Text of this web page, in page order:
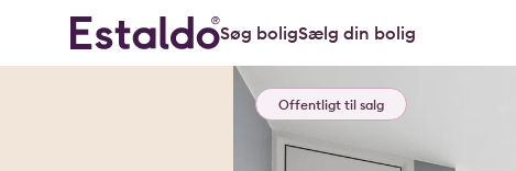
Søg boligSælg din bolig
Offentligt til salg